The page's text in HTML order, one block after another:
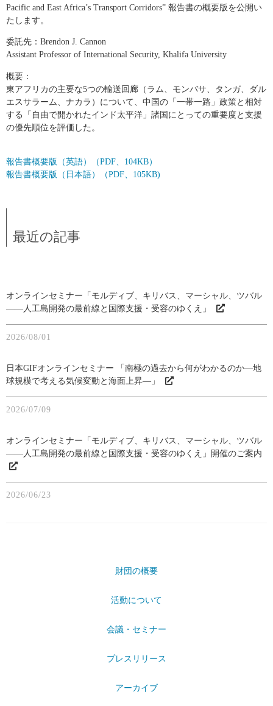
Pacific and East Africa’s Transport Corridors” 報告書の概要版を公開い
たします。
委託先：Brendon J. Cannon
Assistant Professor of International Security, Khalifa University
概要：
東アフリカの主要な5つの輸送回廊（ラム、モンバサ、タンガ、ダル
エスサラーム、ナカラ）について、中国の「一帯一路」政策と相対
する「自由で開かれたインド太平洋」諸国にとっての重要度と支援
の優先順位を評価した。
報告書概要版（英語）（PDF、104KB）
報告書概要版（日本語）（PDF、105KB)
最近の記事
オンラインセミナー「モルディブ、キリバス、マーシャル、ツバル
――人工島開発の最前線と国際支援・受容のゆくえ」
2026/08/01
日本GIFオンラインセミナー 「南極の過去から何がわかるのか―地
球規模で考える気候変動と海面上昇―」
2026/07/09
オンラインセミナー「モルディブ、キリバス、マーシャル、ツバル
――人工島開発の最前線と国際支援・受容のゆくえ」開催のご案内
2026/06/23
財団の概要
活動について
会議・セミナー
プレスリリース
アーカイブ